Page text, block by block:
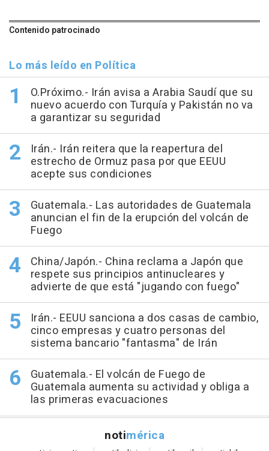
Contenido patrocinado
Lo más leído en Política
O.Próximo.- Irán avisa a Arabia Saudí que su
nuevo acuerdo con Turquía y Pakistán no va
a garantizar su seguridad
Irán.- Irán reitera que la reapertura del
estrecho de Ormuz pasa por que EEUU
acepte sus condiciones
Guatemala.- Las autoridades de Guatemala
anuncian el fin de la erupción del volcán de
Fuego
China/Japón.- China reclama a Japón que
respete sus principios antinucleares y
advierte de que está "jugando con fuego"
Irán.- EEUU sanciona a dos casas de cambio,
cinco empresas y cuatro personas del
sistema bancario "fantasma" de Irán
Guatemala.- El volcán de Fuego de
Guatemala aumenta su actividad y obliga a
las primeras evacuaciones
notimérica